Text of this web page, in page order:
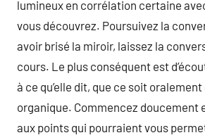
lumineux en corrélation certaine
vous découvrez. Poursuivez la
avoir brisé la miroir, laissez la
cours. Le plus conséquent est
à ce qu’elle dit, que ce soit
organique. Commencez doucement
aux points qui pourraient vous